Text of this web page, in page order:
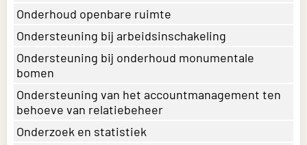
Onderhoud openbare ruimte
Ondersteuning bij arbeidsinschakeling
Ondersteuning bij onderhoud monumentale
bomen
Ondersteuning van het accountmanagement ten
behoeve van relatiebeheer
Onderzoek en statistiek